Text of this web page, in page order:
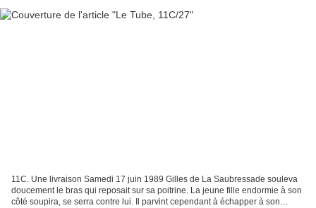
11C. Une livraison Samedi 17 juin 1989 Gilles de La Saubressade souleva
doucement le bras qui reposait sur sa poitrine. La jeune fille endormie à son
côté soupira, se serra contre lui. Il parvint cependant à échapper à son